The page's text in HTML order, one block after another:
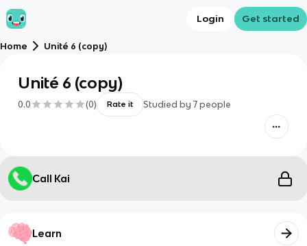
Login Get started
Home Unité 6 (copy)
Unité 6 (copy)
0.0 (0) Rate it Studied by 7 people
Call Kai
Learn